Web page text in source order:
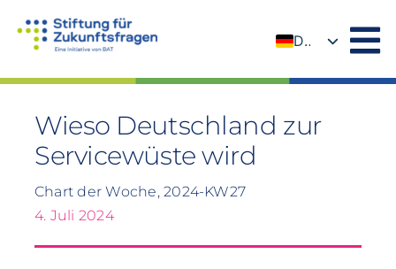
Inhalt
DE
Wieso Deutschland zur
Servicewüste wird
Chart der Woche, 2024-KW27
4. Juli 2024